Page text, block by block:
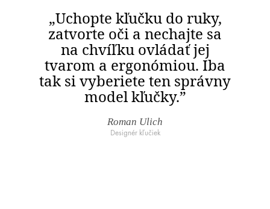
„Uchopte kľučku do ruky,
zatvorte oči a nechajte sa
na chvíľku ovládať jej
tvarom a ergonómiou. Iba
tak si vyberiete ten správny
model kľučky.”
Roman Ulich
Designér kľučiek